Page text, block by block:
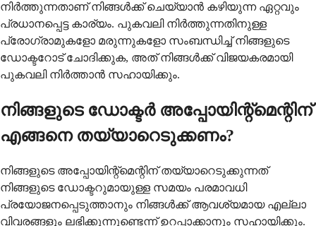
നിർത്തുന്നതാണ് നിങ്ങൾക്ക് ചെയ്യാൻ കഴിയുന്ന ഏറ്റവും
പ്രധാനപ്പെട്ട കാര്യം. പുകവലി നിർത്തുന്നതിനുള്ള
പ്രോഗ്രാമുകളോ മരുന്നുകളോ സംബന്ധിച്ച് നിങ്ങളുടെ
ഡോക്ടറോട് ചോദിക്കുക, അത് നിങ്ങൾക്ക് വിജയകരമായി
പുകവലി നിർത്താൻ സഹായിക്കും.
നിങ്ങളുടെ ഡോക്ടർ അപ്പോയിന്റ്മെന്റിന്
എങ്ങനെ തയ്യാറെടുക്കണം?
നിങ്ങളുടെ അപ്പോയിന്റ്മെന്റിന് തയ്യാറെടുക്കുന്നത്
നിങ്ങളുടെ ഡോക്ടറുമായുള്ള സമയം പരമാവധി
പ്രയോജനപ്പെടുത്താനും നിങ്ങൾക്ക് ആവശ്യമായ എല്ലാ
വിവരങ്ങളും ലഭിക്കുന്നുണ്ടെന്ന് ഉറപ്പാക്കാനും സഹായിക്കും.